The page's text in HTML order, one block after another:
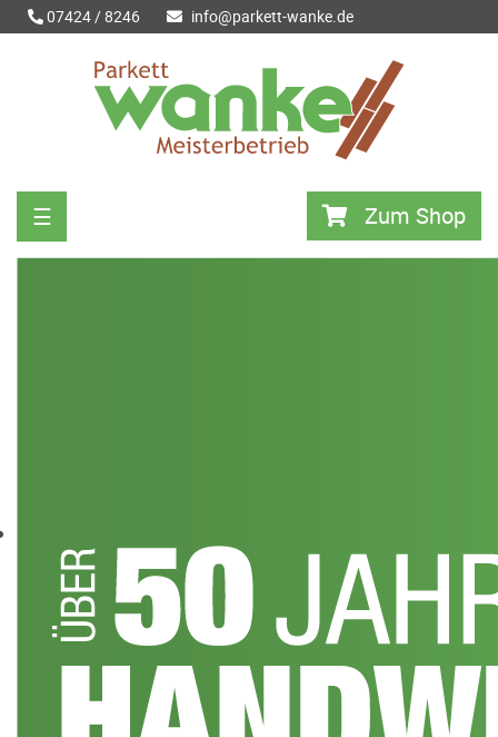
07424 / 8246 info@parkett-wanke.de
Zum Shop
☰